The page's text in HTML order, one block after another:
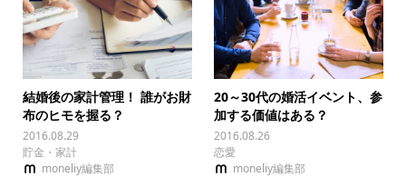
結婚後の家計管理！ 誰がお財
布のヒモを握る？
2016.08.29
貯金・家計
moneliy編集部
20～30代の婚活イベント、参
加する価値はある？
2016.08.26
恋愛
moneliy編集部